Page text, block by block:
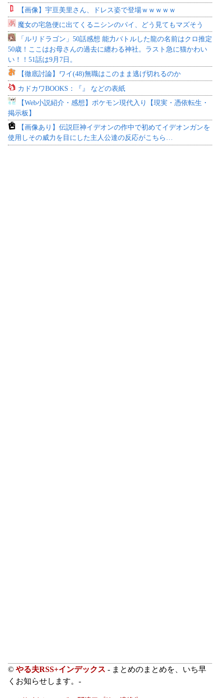
【画像】宇亘美里さん、ドレス姿で登場ｗｗｗｗｗ
魔女の宅急便に出てくるニシンのパイ、どう見てもマズそう
「ルリドラゴン」50話感想 能力バトルした龍の名前はクロ推定
50歳！ここはお母さんの過去に纏わる神社。ラスト急に猫かわい
い！！51話は9月7日。
【徹底討論】ワイ(48)無職はこのまま逃げ切れるのか
カドカワBOOKS：『』 などの表紙
【Web小説紹介・感想】ポケモン現代入り【現実・憑依転生・
掲示板】
【画像あり】伝説巨神イデオンの作中で初めてイデオンガンを
使用しその威力を目にした主人公達の反応がこちら…
© やる夫RSS+インデックス - まとめのまとめを、いち早
くお知らせします。-